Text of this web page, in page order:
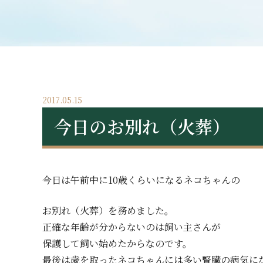
2017.05.15
今日のお別れ（火葬）
今日は午前中に10歳くらいになるネコちゃんの
お別れ（火葬）を務めました。
正確な年齢が分からないのは飼い主さんが
保護して飼い始めたからなのです。
最後は歳を取ったネコちゃんには多い腎臓の病気に